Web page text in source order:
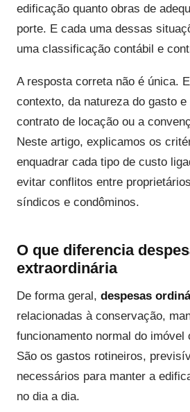
edificação quanto obras de
porte. E cada uma dessas
uma classificação contábil e
A resposta correta não é única.
contexto, da natureza do gasto
contrato de locação ou a
Neste artigo, explicamos os
enquadrar cada tipo de custo
evitar conflitos entre
síndicos e condôminos.
O que diferencia
extraordinária
De forma geral, despesas
relacionadas à conservação,
funcionamento normal do imóvel
São os gastos rotineiros,
necessários para manter a
no dia a dia.